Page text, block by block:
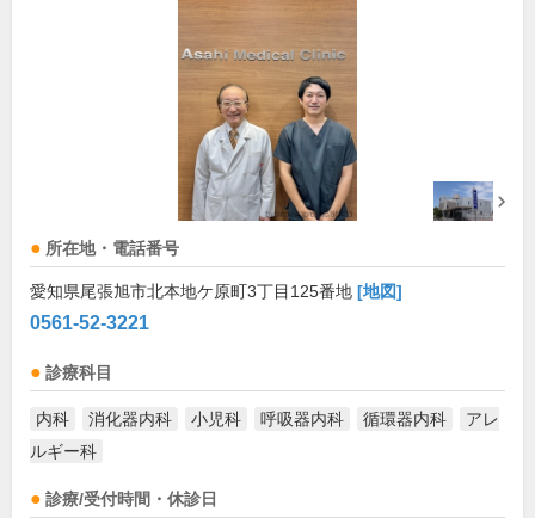
所在地・電話番号
愛知県尾張旭市北本地ケ原町3丁目125番地 [地図]
0561-52-3221
診療科目
内科 消化器内科 小児科 呼吸器内科 循環器内科
アレ
ルギー科
診療/受付時間・休診日